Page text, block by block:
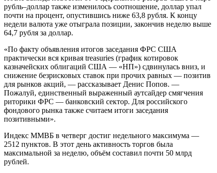
рубль–доллар также изменилось соотношение, доллар упал
почти на процент, опустившись ниже 63,8 рубля. К концу
недели валюта уже отыграла позиции, закончив неделю выше
64,7 рубля за доллар.
«По факту объявления итогов заседания ФРС США
практически вся кривая treasuries (график котировок
казначейских облигаций США — «НП») сдвинулась вниз, и
снижение безрисковых ставок при прочих равных — позитив
для рынков акций, — рассказывает Денис Попов. —
Пожалуй, единственный выраженный аутсайдер смягчения
риторики ФРС — банковский сектор. Для российского
фондового рынка также считаем итоги заседания
позитивными».
Индекс ММВБ в четверг достиг недельного максимума —
2512 пунктов. В этот день активность торгов была
максимальной за неделю, объём составил почти 50 млрд
рублей.